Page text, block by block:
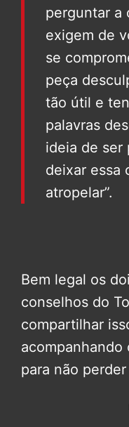
perguntar a
exigem de
se
peça
tão útil e
palavras
ideia de ser
deixar essa
atropelar”.
Bem legal os
conselhos do
compartilhar
acompanhando
para não